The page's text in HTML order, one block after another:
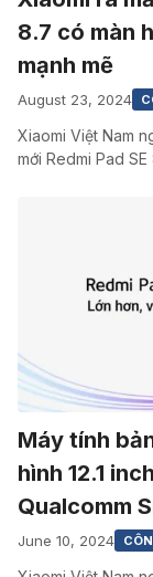
8.7 có màn
mạnh mẽ
August 23, 2024
Xiaomi Việt Nam
mới Redmi Pad
Máy tính
hình 12.1
Qualcomm
June 10, 2024